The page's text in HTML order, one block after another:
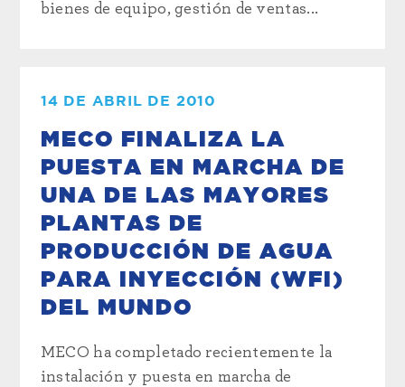
bienes de equipo, gestión de ventas...
14 DE ABRIL DE 2010
MECO FINALIZA LA
PUESTA EN MARCHA DE
UNA DE LAS MAYORES
PLANTAS DE
PRODUCCIÓN DE AGUA
PARA INYECCIÓN (WFI)
DEL MUNDO
MECO ha completado recientemente la
instalación y puesta en marcha de